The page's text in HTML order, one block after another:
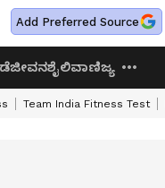
Add Preferred Source
ಜೀವನಶೈಲಿವಾಣಿಜ್ಯ
Team India Fitness Test